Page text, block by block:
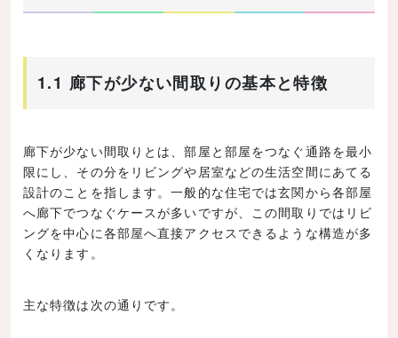
1.1 廊下が少ない間取りの基本と特徴
廊下が少ない間取りとは、部屋と部屋をつなぐ通路を最小
限にし、その分をリビングや居室などの生活空間にあてる
設計のことを指します。一般的な住宅では玄関から各部屋
へ廊下でつなぐケースが多いですが、この間取りではリビ
ングを中心に各部屋へ直接アクセスできるような構造が多
くなります。
主な特徴は次の通りです。